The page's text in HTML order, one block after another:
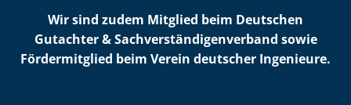
Wir sind zudem Mitglied beim Deutschen
Gutachter & Sach­ver­stän­di­gen­ver­band sowie
Fördermitglied beim Verein deutscher Ingenieure.